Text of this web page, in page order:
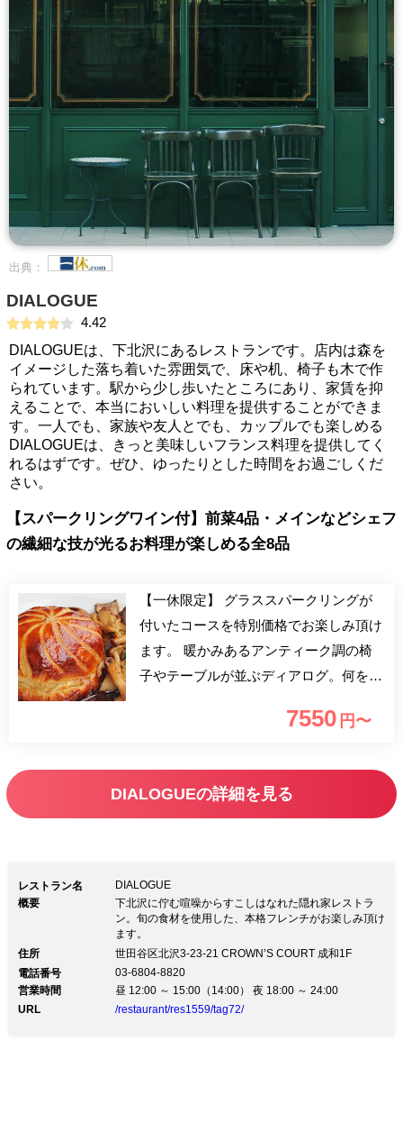
出典：
DIALOGUE
4.42
DIALOGUEは、下北沢にあるレストランです。店内は森を
イメージした落ち着いた雰囲気で、床や机、椅子も木で作
られています。駅から少し歩いたところにあり、家賃を抑
えることで、本当においしい料理を提供することができま
す。一人でも、家族や友人とでも、カップルでも楽しめる
DIALOGUEは、きっと美味しいフランス料理を提供してく
れるはずです。ぜひ、ゆったりとした時間をお過ごしくだ
さい。
【スパークリングワイン付】前菜4品・メインなどシェフ
の繊細な技が光るお料理が楽しめる全8品
【一休限定】 グラススパークリングが
付いたコースを特別価格でお楽しみ頂け
ます。 暖かみあるアンティーク調の椅
子やテーブルが並ぶディアログ。何を食
しむかによって過ごす時間の価値が高ま
喜んで時間を費やす方に。是非、ゆった
りとした空間で本格的なフランス料理と
7550 円〜
DIALOGUEの詳細を見る
レストラン名
DIALOGUE
概要
下北沢に佇む喧噪からすこしはなれた隠れ家レストラ
ン。旬の食材を使用した、本格フレンチがお楽しみ頂け
ます。
住所
世田谷区北沢3-23-21 CROWN’S COURT 成和1F
電話番号
03-6804-8820
営業時間
昼 12:00 ～ 15:00（14:00） 夜 18:00 ～ 24:00
URL
/restaurant/res1559/tag72/